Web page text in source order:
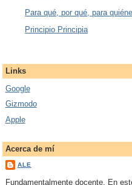
Para qué, por qué, para
Principio Principia
Links
Google
Gizmodo
Apple
Acerca de mí
ALE
Fundamentalmente docente. En